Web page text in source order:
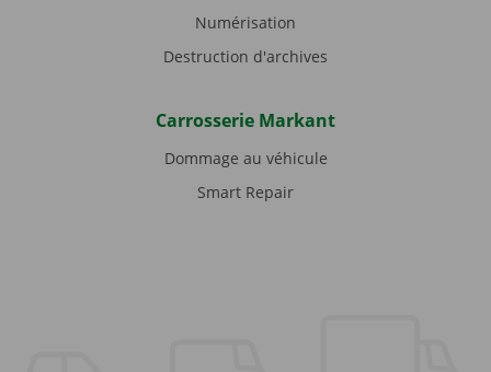
Numérisation
Destruction d'archives
Carrosserie Markant
Dommage au véhicule
Smart Repair